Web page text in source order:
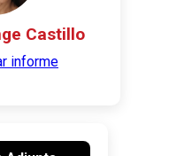
Castillo
informe